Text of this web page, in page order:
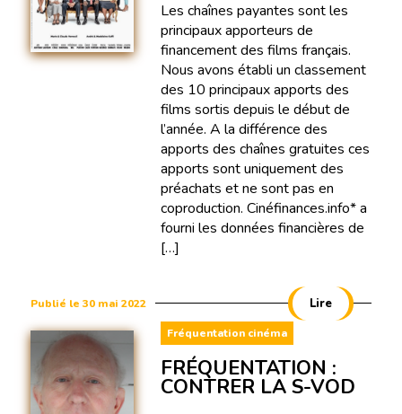
Les chaînes payantes sont les
principaux apporteurs de
financement des films français.
Nous avons établi un classement
des 10 principaux apports des
films sortis depuis le début de
l’année. A la différence des
apports des chaînes gratuites ces
apports sont uniquement des
préachats et ne sont pas en
coproduction. Cinéfinances.info* a
fourni les données financières de
[…]
Publié le 30 mai 2022
Fréquentation cinéma
Lire
FRÉQUENTATION :
CONTRER LA S-VOD